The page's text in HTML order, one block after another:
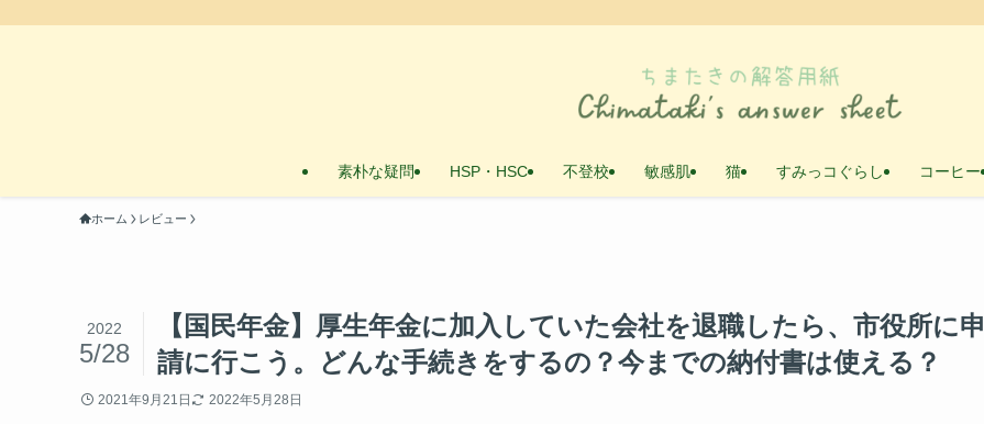
素朴な疑問 HSP・HSC 不登校 敏感肌 猫 すみっコぐらし コーヒー
ホーム レビュー
【国民年金】厚生年金に加入していた会社を退職したら、市役所に申
請に行こう。どんな手続きをするの？今までの納付書は使える？
2022
5/28
2021年9月21日 2022年5月28日